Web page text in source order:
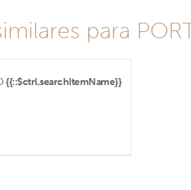
para
{{::$ctrl.searchItemName}}